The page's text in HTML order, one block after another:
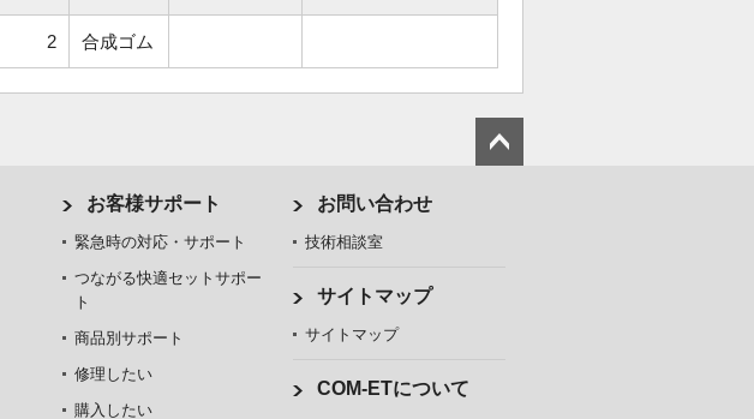
2 合成ゴム
お客様サポート
緊急時の対応・サポート
つながる快適セットサポー
ト
商品別サポート
修理したい
購入したい
お問い合わせ
技術相談室
サイトマップ
サイトマップ
COM-ETについて